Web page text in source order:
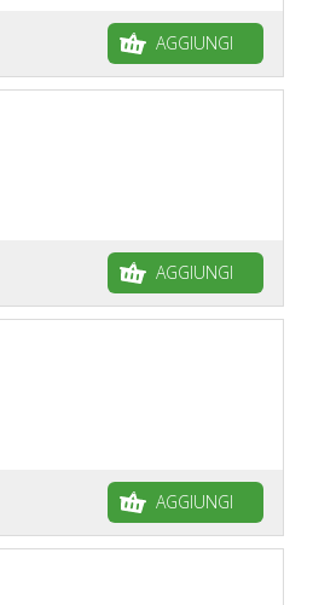
AGGIUNGI
AGGIUNGI
AGGIUNGI